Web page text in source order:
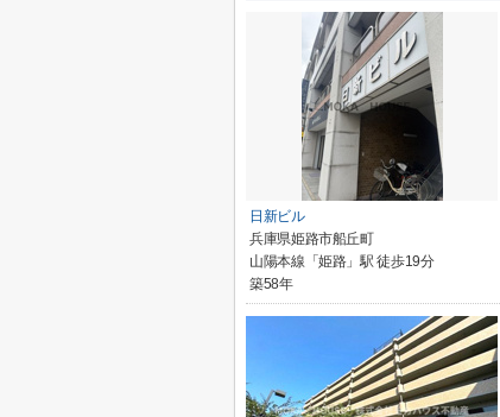
日新ビル
兵庫県姫路市船丘町
山陽本線「姫路」駅 徒歩19分
築58年